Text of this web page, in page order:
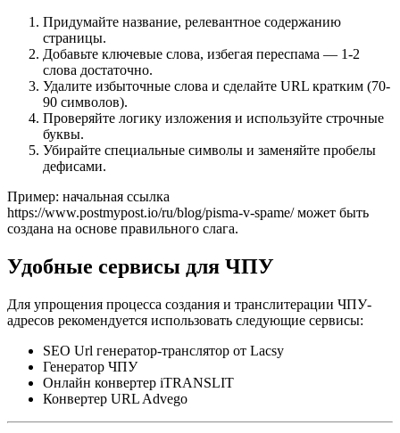
Придумайте название, релевантное содержанию
страницы.
Добавьте ключевые слова, избегая переспама — 1-2
слова достаточно.
Удалите избыточные слова и сделайте URL кратким (70-
90 символов).
Проверяйте логику изложения и используйте строчные
буквы.
Убирайте специальные символы и заменяйте пробелы
дефисами.
Пример: начальная ссылка
https://www.postmypost.io/ru/blog/pisma-v-spame/ может быть
создана на основе правильного слага.
Удобные сервисы для ЧПУ
Для упрощения процесса создания и транслитерации ЧПУ-
адресов рекомендуется использовать следующие сервисы:
SEO Url генератор-транслятор от Lacsy
Генератор ЧПУ
Онлайн конвертер iTRANSLIT
Конвертер URL Advego